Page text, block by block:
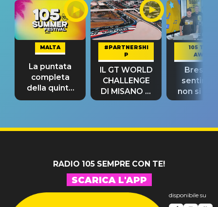
MALTA
La puntata
completa
della quinta
tappa
#PARTNERSHI
P
IL GT WORLD
CHALLENGE
DI MISANO si
riconferma
105 TAKE
AWAY
Bresh:
non si
fino alla
RADIO 105 SEMPRE CON TE!
SCARICA L'APP
disponibile su